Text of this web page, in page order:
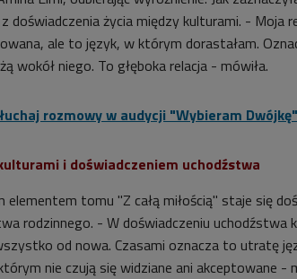
doświadczenia życia między kulturami. - Moja
ale to język, w którym dorastałam.
wokół niego. To głęboka relacja - mówiła.
rozmowy w audycji "Wybieram
i doświadczeniem uchodźstwa
tomu "Z całą miłością" staje się
rodzinnego. - W doświadczeniu uchodźstwa
od nowa. Czasami oznacza to utratę
nie czują się widziane ani akceptowane -